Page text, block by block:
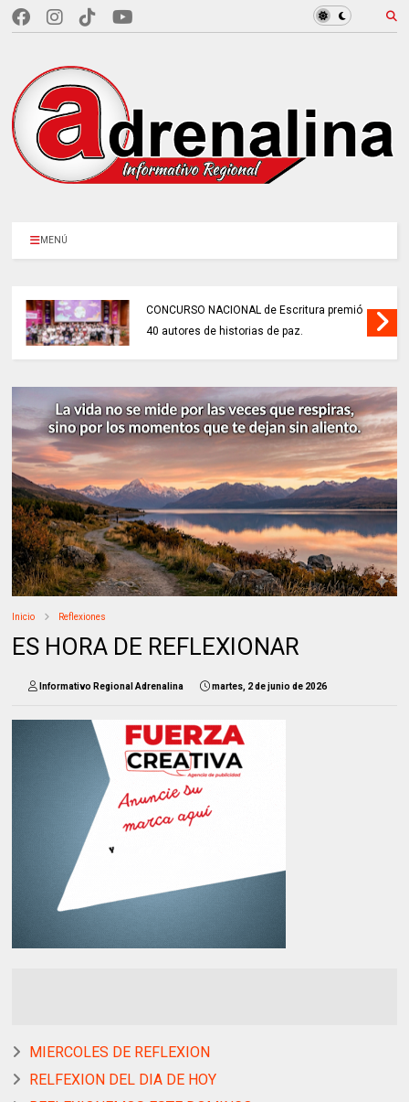
MENÚ
ARTISTAS CON ADRENALINA // Proyecto
Colombia Vive/ El pájaro amarillo
Inicio Reflexiones
ES HORA DE REFLEXIONAR
Informativo Regional Adrenalina martes, 2 de junio de 2026
MIERCOLES DE REFLEXION
RELFEXION DEL DIA DE HOY